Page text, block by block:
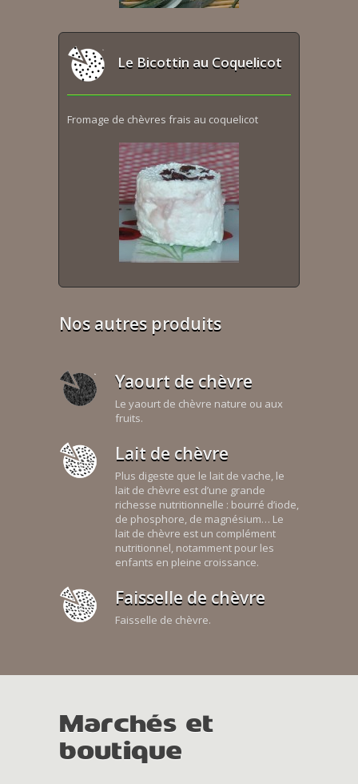
Le Bicottin au Coquelicot
Fromage de chèvres frais au coquelicot
Nos autres produits
Yaourt de chèvre
Le yaourt de chèvre nature ou aux
fruits.
Lait de chèvre
Plus digeste que le lait de vache, le
lait de chèvre est d’une grande
richesse nutritionnelle : bourré d’iode,
de phosphore, de magnésium… Le
lait de chèvre est un complément
nutritionnel, notamment pour les
enfants en pleine croissance.
Faisselle de chèvre
Faisselle de chèvre.
Marchés et
boutique